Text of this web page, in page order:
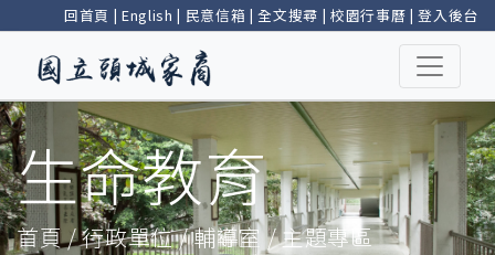
回首頁 | English | 民意信箱 |全文搜尋 | 校園行事曆 |登入後台
生命教育
首頁 / 行政單位 / 輔導室 / 主題專區